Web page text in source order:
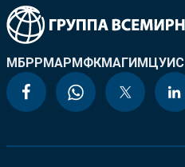
МБРРМАРМФКМАГИМЦУИС